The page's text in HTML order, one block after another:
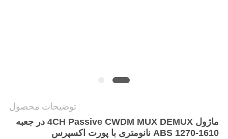
توضیحات محصول
ماژول 4CH Passive CWDM MUX DEMUX در جعبه
ABS 1270-1610 نانومتری با پورت اکسپرس